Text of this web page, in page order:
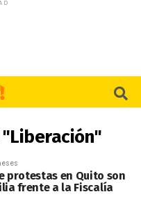
protestas en Quito son
frente a la Fiscalía